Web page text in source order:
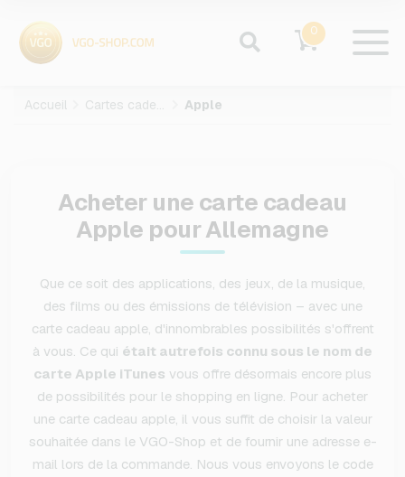
0
Accueil Cartes cadeaux Apple
Acheter une carte cadeau
Apple pour Allemagne
Que ce soit des applications, des jeux, de la musique,
des films ou des émissions de télévision – avec une
carte cadeau apple, d'innombrables possibilités s'offrent
à vous. Ce qui était autrefois connu sous le nom de
carte Apple iTunes vous offre désormais encore plus
de possibilités pour le shopping en ligne. Pour acheter
une carte cadeau apple, il vous suffit de choisir la valeur
souhaitée dans le VGO-Shop et de fournir une adresse e-
mail lors de la commande. Nous vous envoyons le code